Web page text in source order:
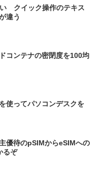
クイック操作のテキス
違う
コンテナの密閉度を100均
使ってパソコンデスクを
優待のpSIMからeSIMへの
るぞ